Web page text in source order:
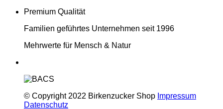
Premium Qualität
Familien geführtes Unternehmen seit 1996
Mehrwerte für Mensch & Natur
© Copyright 2022 Birkenzucker Shop Impressum
Datenschutz